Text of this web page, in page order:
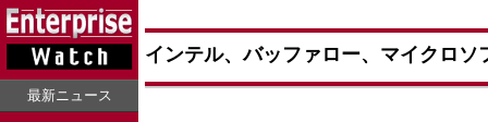
最新ニュース
インテル、バッファロー、マイクロ